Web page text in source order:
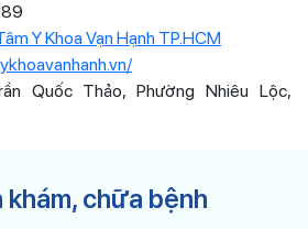
Y Khoa Vạn Hạnh TP.HCM
Quốc Thảo, Phường Nhiêu Lộc,
chữa bệnh